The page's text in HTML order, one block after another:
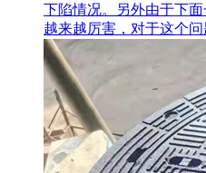
下陷情况。另外由于下
越来越厉害，对于这个问